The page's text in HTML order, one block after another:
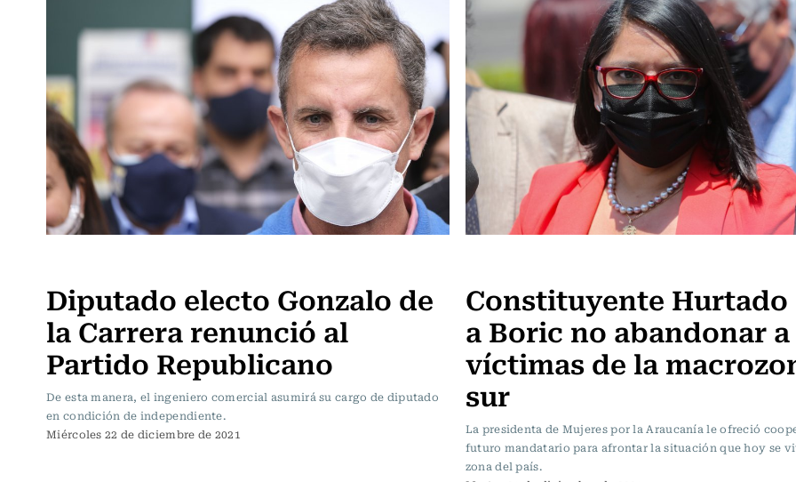
Diputado electo Gonzalo de
la Carrera renunció al
Partido Republicano
De esta manera, el ingeniero comercial asumirá su cargo de diputado
en condición de independiente.
Miércoles 22 de diciembre de 2021
Constituyente
a Boric no abandonar a
víctimas de la
sur
La presidenta de Mujeres por la Araucanía le ofreció
futuro mandatario para afrontar la situación que hoy se
zona del país.